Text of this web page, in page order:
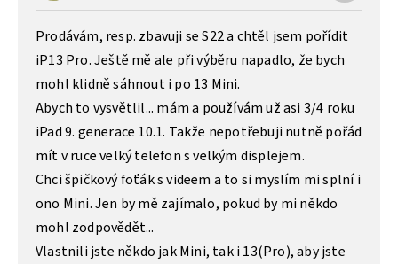
Prodávám, resp. zbavuji se S22 a chtěl jsem pořídit
iP13 Pro. Ještě mě ale při výběru napadlo, že bych
mohl klidně sáhnout i po 13 Mini.
Abych to vysvětlil... mám a používám už asi 3/4 roku
iPad 9. generace 10.1. Takže nepotřebuji nutně pořád
mít v ruce velký telefon s velkým displejem.
Chci špičkový foťák s videem a to si myslím mi splní i
ono Mini. Jen by mě zajímalo, pokud by mi někdo
mohl zodpovědět...
Vlastnili jste někdo jak Mini, tak i 13(Pro), aby jste